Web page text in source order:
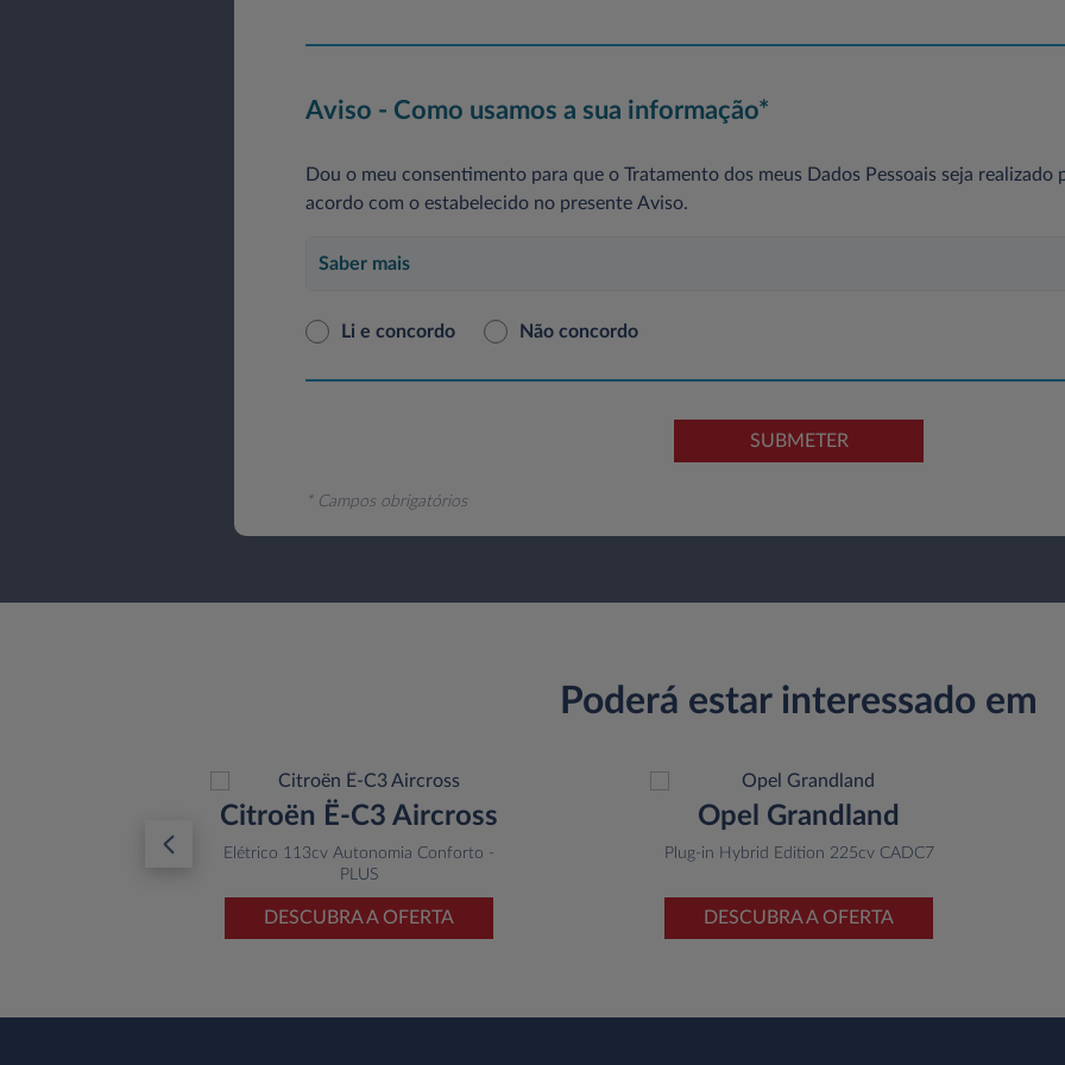
Aviso - Como usamos a sua informação*
Dou o meu consentimento para que o Tratamento dos meus Dados Pessoais seja realizado
acordo com o estabelecido no presente Aviso.
Saber mais
Li e concordo Não concordo
SUBMETER
* Campos obrigatórios
Poderá estar interessado em
Citroën Ë-C3 Aircross
Elétrico 113cv Autonomia Conforto -
PLUS
DESCUBRA A OFERTA
Opel Grandland
Plug-in Hybrid Edition 225cv CADC7
DESCUBRA A OFERTA